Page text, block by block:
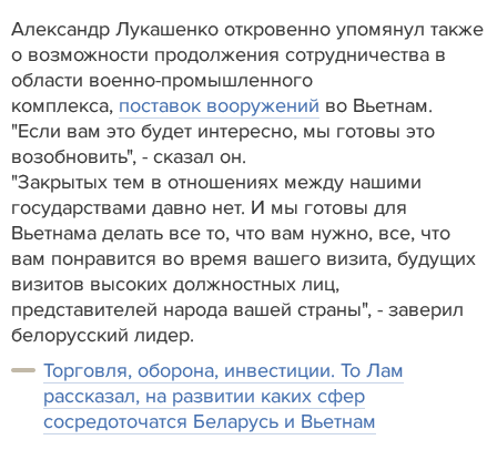
Александр Лукашенко откровенно упомянул также
о возможности продолжения сотрудничества в
области военно-промышленного
комплекса, поставок вооружений во Вьетнам.
"Если вам это будет интересно, мы готовы это
возобновить", - сказал он.
"Закрытых тем в отношениях между нашими
государствами давно нет. И мы готовы для
Вьетнама делать все то, что вам нужно, все, что
вам понравится во время вашего визита, будущих
визитов высоких должностных лиц,
представителей народа вашей страны", - заверил
белорусский лидер.
Торговля, оборона, инвестиции. То Лам
рассказал, на развитии каких сфер
сосредоточатся Беларусь и Вьетнам